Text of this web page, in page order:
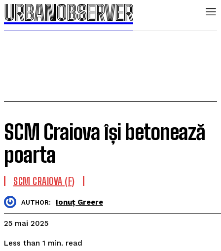
URBANOBSERVER
URBANOBSERVER
SCM Craiova își betonează
poarta
SCM CRAIOVA (F)
AUTHOR: Ionuț Greere
25 mai 2025
Less than 1 min. read